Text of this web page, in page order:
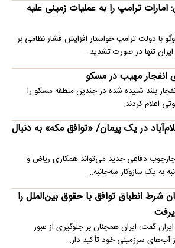
امارات ترامپ را به عملیات زمینی علیه
با دولت ترامپ خواستار افزایش فشار نظامی بر
تنها در صورت تشدید…
مهیب در مسکو
بلند شنیده شده در چندین منطقه مسکو را
اعلام کردند.
در یک پیمان/ «توافق مکه» به دنبال
دفاعی جدید می‌تواند همکاری ریاض و
به یک سازوکار سه‌جانبه…
شرط انطباق توافق با حقوق بین‌الملل را
گفت: ایران همچنان بر جلوگیری از عبور
آب‌های سرزمینی خود تأکید دار…